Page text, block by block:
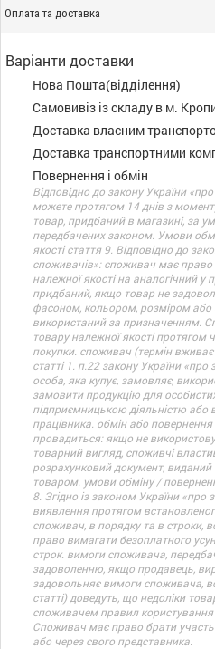
Оплата та доставка
Варіанти доставки
Нова Пошта(відділення)
Самовивіз із складу в м.
Доставка власним
Доставка транспортними
Повернення і обмін
Відповідно до закону України
можете протягом 14 днів з
товар, придбаний в магазині, за
передбачених законом. Умови
якості стаття 9. Відповідно до
споживачів»: споживач має
належної якості на аналогічний у
придбаний, якщо товар не
фасоном, кольором, розміром
використаний за призначенням.
товару належної якості
покупки. споживач (термін
статті 1. п.22 закону України
особа, яка купує, замовляє,
замовити продукцію для
підприємницькою діяльністю або
працівника. обмін або повернення
провадиться: якщо не
товарний вигляд, споживчі
розрахунковий документ,
товаром. умови обміну /
8. Згідно із законом України «про
виявлення протягом
споживач, в порядку та в строки,
право вимагати безоплатного
строк. вимоги споживача,
задоволенню, якщо продавець,
задовольняє вимоги споживача,
статті) доведуть, що недоліки
споживачем правил користування
Споживач має право брати участь
або через свого представника.